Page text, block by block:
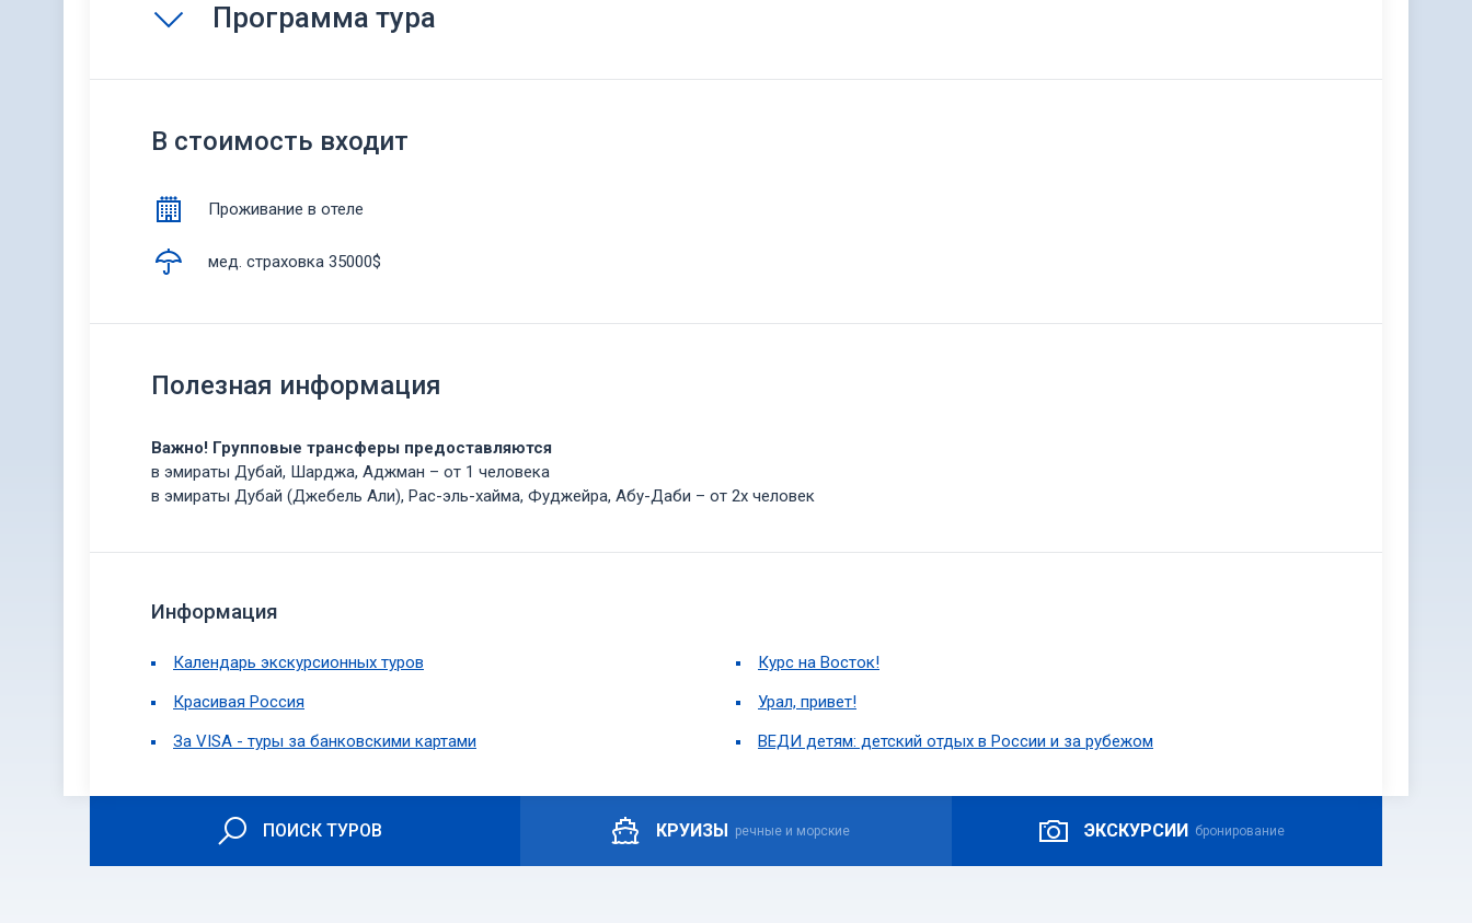
Программа тура
В стоимость входит
Проживание в отеле
мед. страховка 35000$
Полезная информация
Важно! Групповые трансферы предоставляются
в эмираты Дубай, Шарджа, Аджман – от 1 человека
в эмираты Дубай (Джебель Али), Рас-эль-хайма, Фуджейра, Абу-Даби – от 2х человек
Информация
Календарь экскурсионных туров
Курс на Восток!
Красивая Россия
Урал, привет!
За VISA - туры за банковскими картами
ВЕДИ детям: детский отдых в России и за рубежом
ПОИСК ТУРОВ КРУИЗЫ речные и морские ЭКСКУРСИИ бронирование